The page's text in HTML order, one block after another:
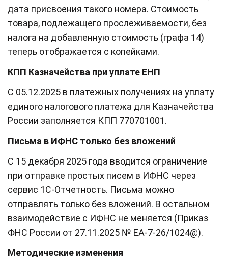
дата присвоения такого номера. Стоимость
товара, подлежащего прослеживаемости, без
налога на добавленную стоимость (графа 14)
теперь отображается с копейками.
КПП Казначейства при уплате ЕНП
С 05.12.2025 в платежных получениях на уплату
единого налогового платежа для Казначейства
России заполняется КПП 770701001.
Письма в ИФНС только без вложений
С 15 декабря 2025 года вводится ограничение
при отправке простых писем в ИФНС через
сервис 1С-Отчетность. Письма можно
отправлять только без вложений. В остальном
взаимодействие с ИФНС не меняется (Приказ
ФНС России от 27.11.2025 № ЕА-7-26/1024@).
Методические изменения